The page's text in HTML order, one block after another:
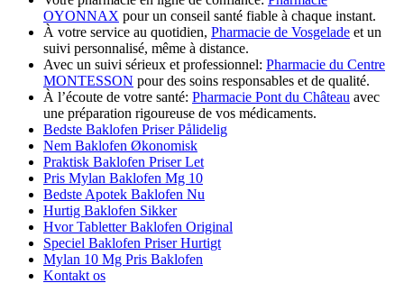
OYONNAX pour un conseil santé fiable à chaque instant.
À votre service au quotidien, Pharmacie de Vosgelade et un
suivi personnalisé, même à distance.
Avec un suivi sérieux et professionnel: Pharmacie du Centre
MONTESSON pour des soins responsables et de qualité.
À l’écoute de votre santé: Pharmacie Pont du Château avec
une préparation rigoureuse de vos médicaments.
Bedste Baklofen Priser Pålidelig
Nem Baklofen Økonomisk
Praktisk Baklofen Priser Let
Pris Mylan Baklofen Mg 10
Bedste Apotek Baklofen Nu
Hurtig Baklofen Sikker
Hvor Tabletter Baklofen Original
Speciel Baklofen Priser Hurtigt
Mylan 10 Mg Pris Baklofen
Kontakt os